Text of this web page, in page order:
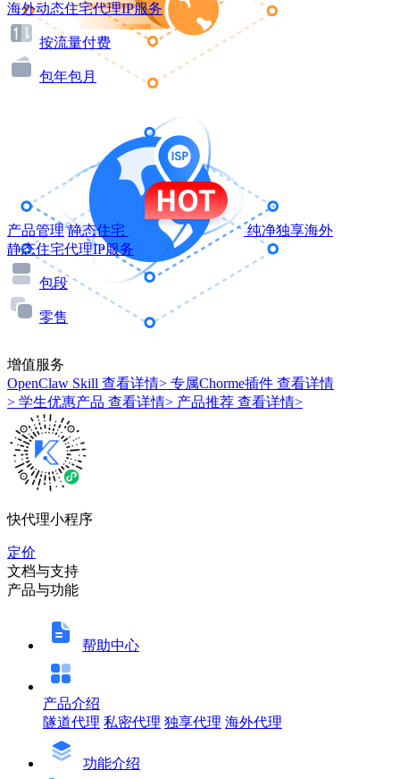
海外动态住宅代理IP服务
按流量付费
包年包月
产品管理 静态住宅
纯净独享海外
静态住宅代理IP服务
包段
零售
增值服务
OpenClaw Skill 查看详情> 专属Chorme插件 查看详情
> 学生优惠产品 查看详情> 产品推荐 查看详情>
快代理小程序
定价
文档与支持
产品与功能
帮助中心
产品介绍
隧道代理 私密代理 独享代理 海外代理
功能介绍